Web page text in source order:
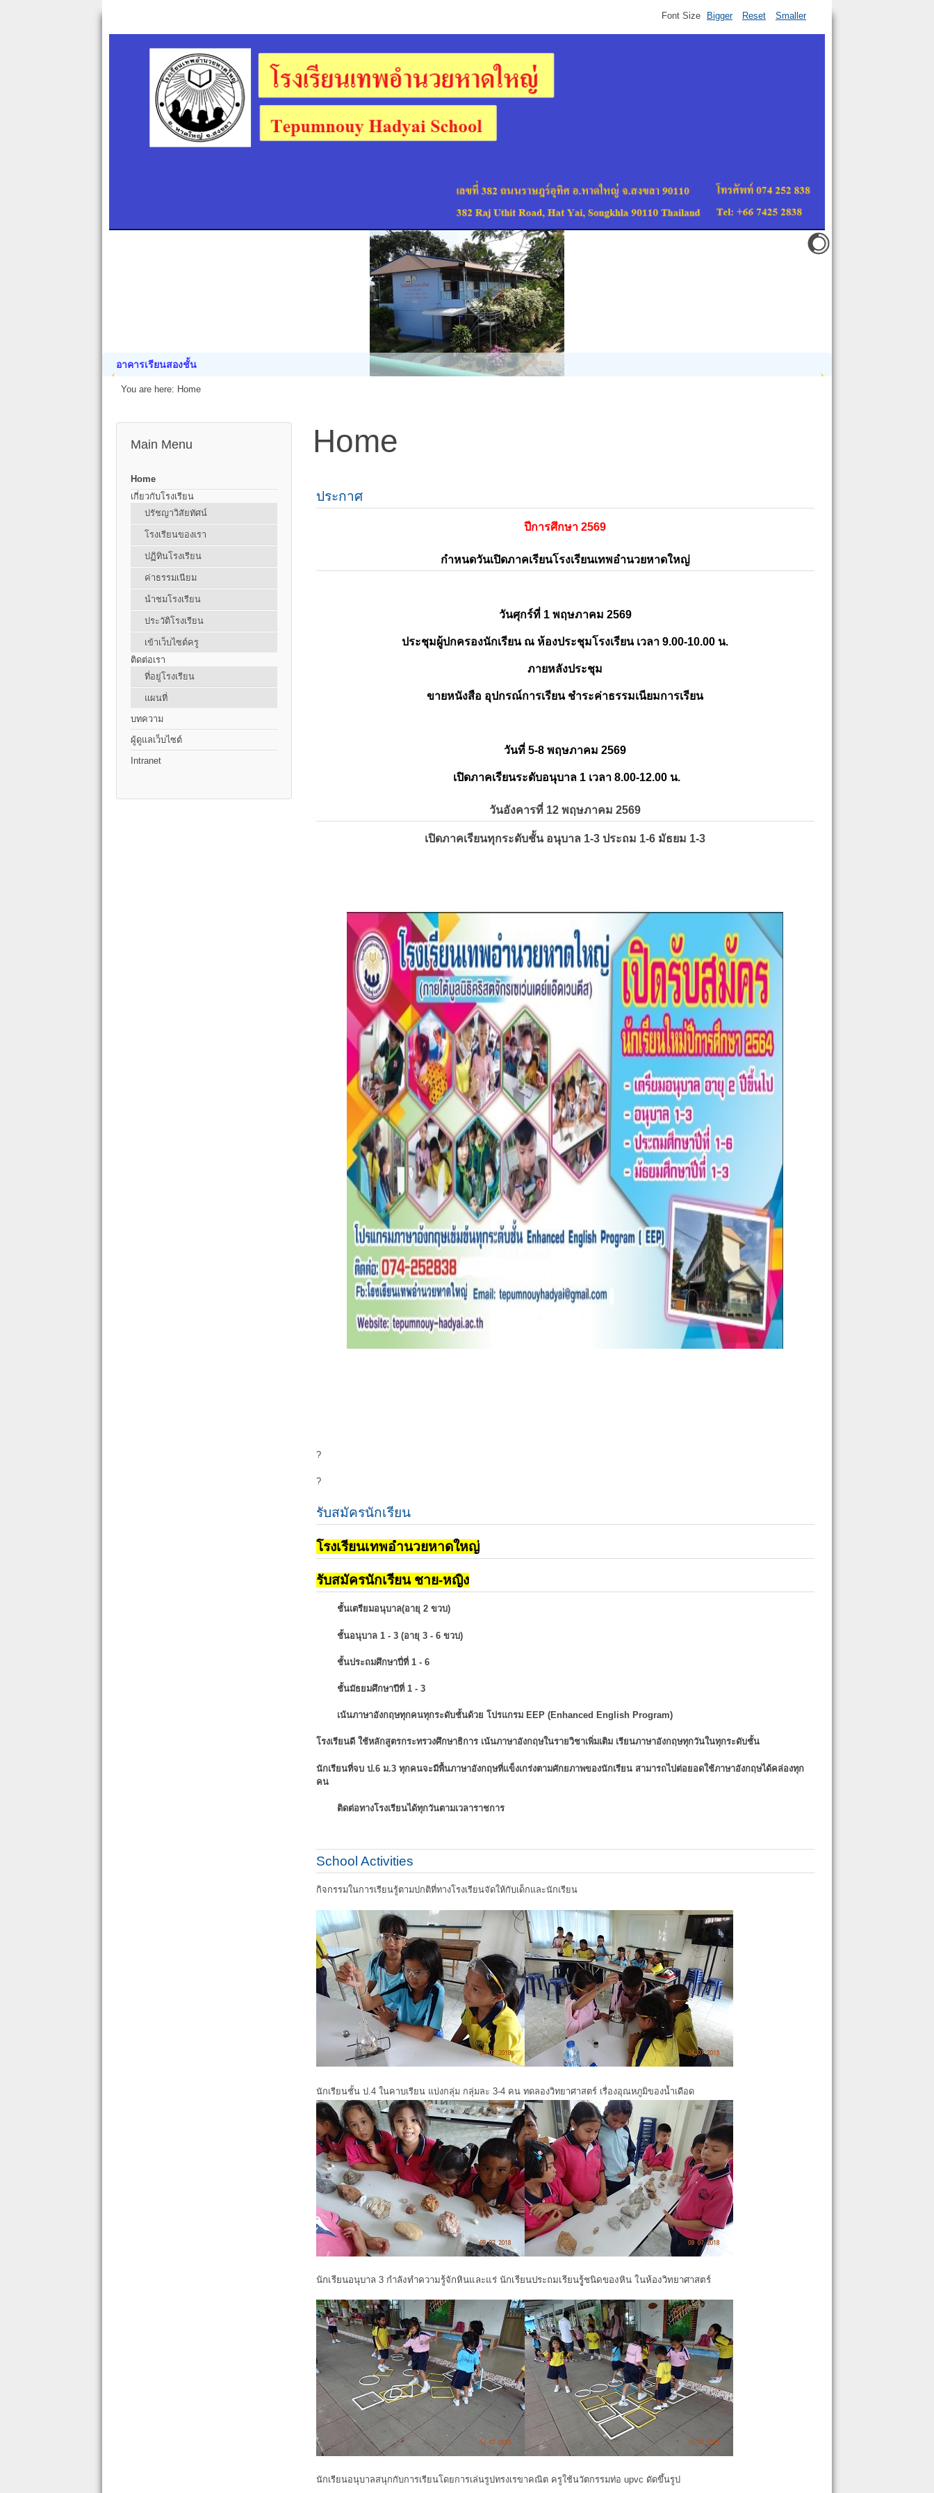
อาคารเรียนสองชั้น
Font Size Bigger Reset Smaller
You are here: Home
Main Menu
Home
เกี่ยวกับโรงเรียน
ปรัชญาวิสัยทัศน์
โรงเรียนของเรา
ปฏิทินโรงเรียน
ค่าธรรมเนียม
นำชมโรงเรียน
ประวัติโรงเรียน
เข้าเว็บไซต์ครู
ติดต่อเรา
ที่อยู่โรงเรียน
แผนที่
บทความ
ผู้ดูแลเว็บไซต์
Intranet
Home
ประกาศ
ปีการศึกษา 2569
กำหนดวันเปิดภาคเรียนโรงเรียนเทพอำนวยหาดใหญ่
วันศุกร์ที่ 1 พฤษภาคม 2569
ประชุมผู้ปกครองนักเรียน ณ ห้องประชุมโรงเรียน เวลา 9.00-10.00 น.
ภายหลังประชุม
ขายหนังสือ อุปกรณ์การเรียน ชำระค่าธรรมเนียมการเรียน
วันที่ 5-8 พฤษภาคม 2569
เปิดภาคเรียนระดับอนุบาล 1 เวลา 8.00-12.00 น.
วันอังคารที่ 12 พฤษภาคม 2569
เปิดภาคเรียนทุกระดับชั้น อนุบาล 1-3 ประถม 1-6 มัธยม 1-3
?
?
รับสมัครนักเรียน
โรงเรียนเทพอำนวยหาดใหญ่
รับสมัครนักเรียน ชาย-หญิง
ชั้นเตรียมอนุบาล(อายุ 2 ขวบ)
ชั้นอนุบาล 1 - 3 (อายุ 3 - 6 ขวบ)
ชั้นประถมศึกษาปี่ที่ 1 - 6
ชั้นมัธยมศึกษาปีที่ 1 - 3
เน้นภาษาอังกฤษทุกคนทุกระดับชั้นด้วย โปรแกรม EEP (Enhanced English Program)
โรงเรียนดี ใช้หลักสูตรกระทรวงศึกษาธิการ เน้นภาษาอังกฤษในรายวิชาเพิ่มเติม เรียนภาษาอังกฤษทุกวันในทุกระดับชั้น
นักเรียนที่จบ ป.6 ม.3 ทุกคนจะมีพื้นภาษาอังกฤษที่แข็งเกร่งตามศักยภาพของนักเรียน สามารถไปต่อยอดใช้ภาษาอังกฤษได้คล่องทุก
คน
ติดต่อทางโรงเรียนได้ทุกวันตามเวลาราชการ
School Activities
กิจกรรมในการเรียนรู้ตามปกติที่ทางโรงเรียนจัดให้กับเด็กและนักเรียน
นักเรียนชั้น ป.4 ในคาบเรียน แบ่งกลุ่ม กลุ่มละ 3-4 คน ทดลองวิทยาศาสตร์ เรื่องอุณหภูมิของน้ำเดือด
นักเรียนอนุบาล 3 กำลังทำความรู้จักหินและแร่ นักเรียนประถมเรียนรูู้ชนิดของหิน ในห้องวิทยาศาสตร์
นักเรียนอนุบาลสนุกกับการเรียนโดยการเล่นรูปทรงเรขาคณิต ครูใช้นวัตกรรมท่อ upvc ดัดขึ้นรูป